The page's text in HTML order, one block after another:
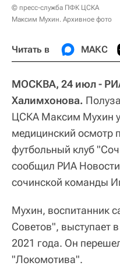
© пресс-служба ПФК ЦСКА
Максим Мухин. Архивное фото
Читать в МАКС
МОСКВА, 24 июл -
Халимхонова.
ЦСКА Максим Мухин
медицинский осмотр
футбольный клуб
сообщил РИА
сочинской команды
Мухин, воспитанник
Советов", выступает
2021 года. Он
"Локомотива".